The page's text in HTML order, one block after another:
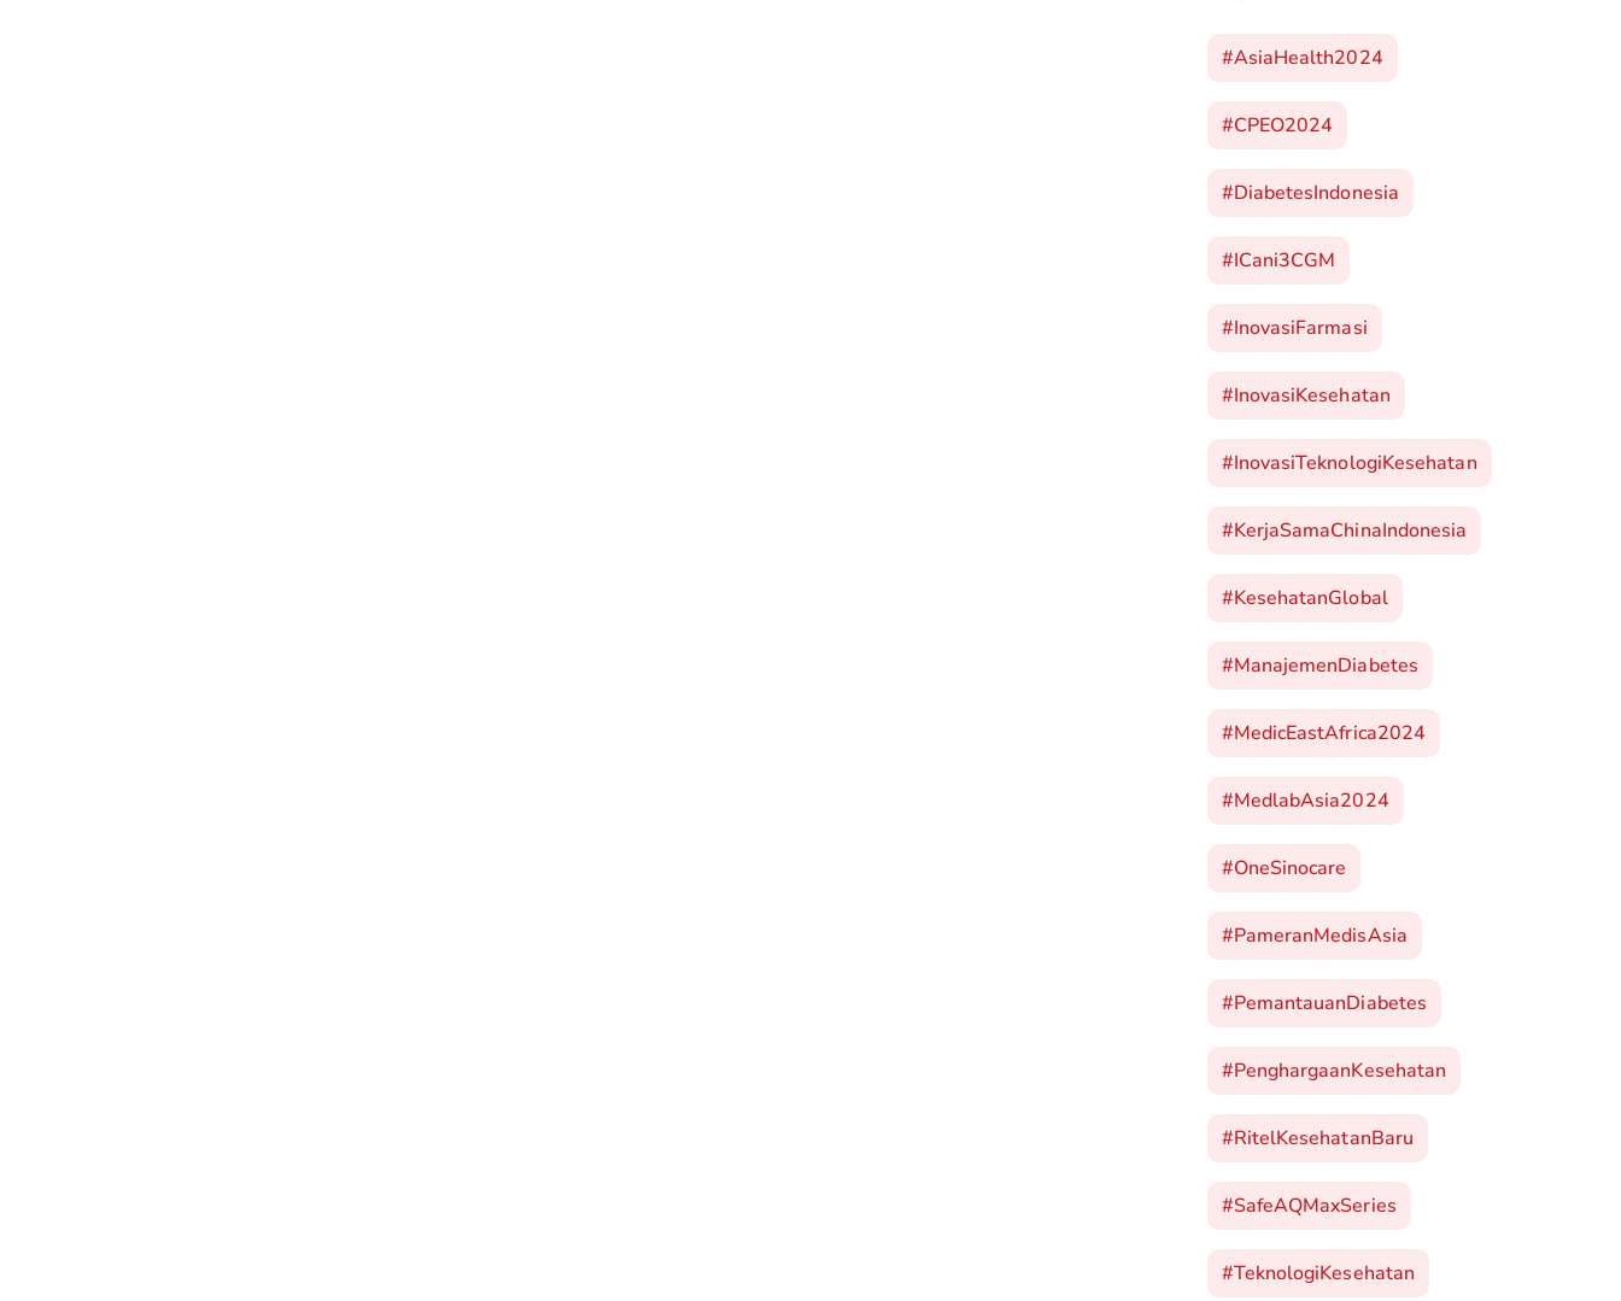
#AsiaHealth2024
#CPEO2024
#DiabetesIndonesia
#iCani3CGM
#InovasiFarmasi
#InovasiKesehatan
#InovasiTeknologiKesehatan
#KerjaSamaChinaIndonesia
#KesehatanGlobal
#ManajemenDiabetes
#MedicEastAfrica2024
#MedlabAsia2024
#OneSinocare
#PameranMedisAsia
#PemantauanDiabetes
#PenghargaanKesehatan
#RitelKesehatanBaru
#SafeAQMaxSeries
#TeknologiKesehatan